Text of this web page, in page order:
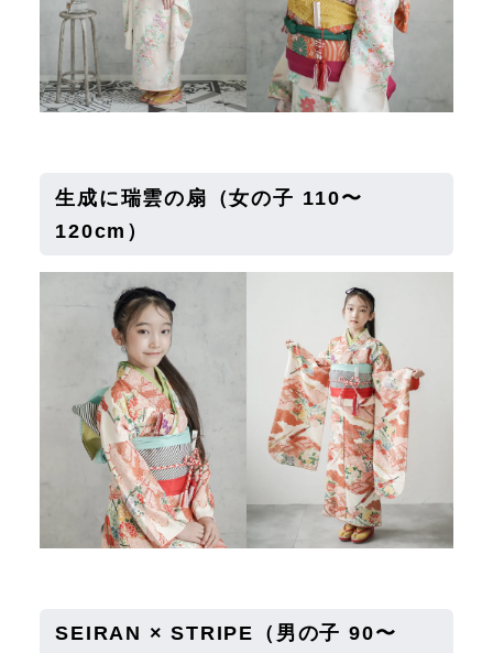
生成に瑞雲の扇 （女の子 110〜
120cm）
SEIRAN × STRIPE
（男の子 90〜